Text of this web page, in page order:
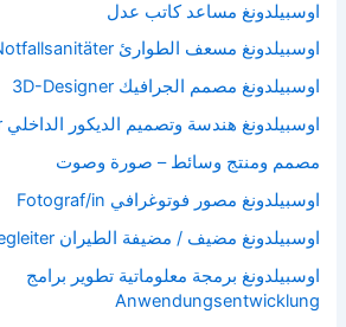
اوسبيلدونغ مساعد كاتب عدل
اوسبيلدونغ مسعف الطوارئ Notfallsanitäter
اوسبيلدونغ مصمم الجرافيك 3D-Designer
اوسبيلدونغ هندسة وتصميم الديكور الداخلي Raumausstatter
مصمم ومنتج وسائط – صورة وصوت
اوسبيلدونغ مصور فوتوغرافي Fotograf/in
اوسبيلدونغ مضيف / مضيفة الطيران Flugbegleiter
اوسبيلدونغ برمجة معلوماتية تطوير برامج
Anwendungsentwicklung